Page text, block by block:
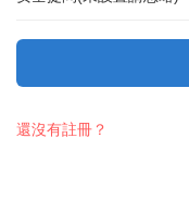
還沒有註冊？